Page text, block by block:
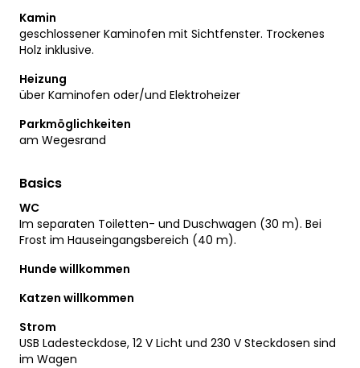
Kamin
geschlossener Kaminofen mit Sichtfenster. Trockenes
Holz inklusive.
Heizung
über Kaminofen oder/und Elektroheizer
Parkmöglichkeiten
am Wegesrand
Basics
WC
Im separaten Toiletten- und Duschwagen (30 m). Bei
Frost im Hauseingangsbereich (40 m).
Hunde willkommen
Katzen willkommen
Strom
USB Ladesteckdose, 12 V Licht und 230 V Steckdosen sind
im Wagen